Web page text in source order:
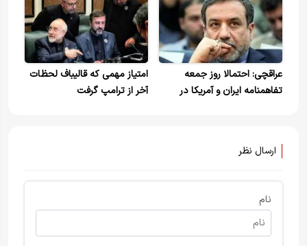
عراقچی: احتمالا روز جمعه
تفاهمنامه ایران و آمریکا در
امتیاز مهمی که قالیباف لحظات
آخر از ترامپ گرفت
ارسال نظر
نام